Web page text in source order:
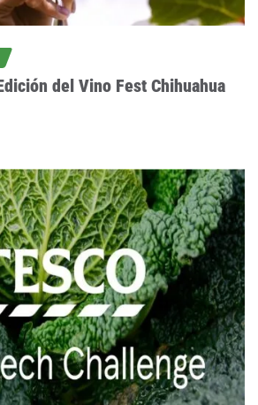
del Vino Fest Chihuahua